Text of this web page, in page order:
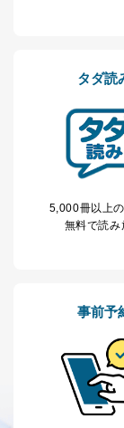
当社は、取
法令に基
場合であ
き。
公衆衛生
に特に必
とが困難
た者が法
する必要
により当
託・提供
委託・提
が、これ
委託
トカー
告配信
タダ読
5,000冊以上
無料で読み
事前予